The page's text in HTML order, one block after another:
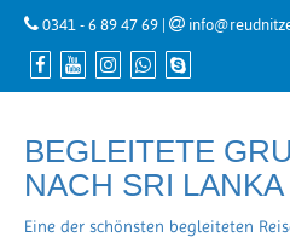
0341 - 6 89 47 69|
BEGLEITETE
NACH SRI LANKA
Eine der schönsten begleiteten